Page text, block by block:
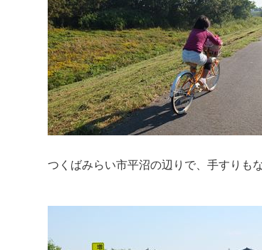
つくばみらい市平沼の辺りで、手すりも